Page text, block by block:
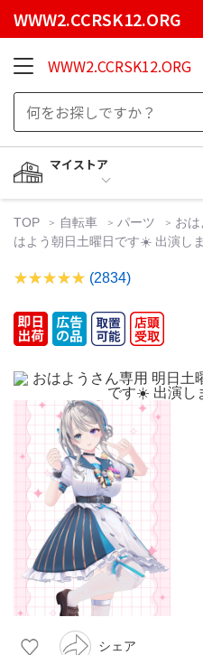
WWW2.CCRSK12.ORG
WWW2.CCRSK12.ORG
マイストア
TOP 自転車 パーツ
お
はよう朝日土曜日です☀️ 出演し
(2834)
シェア